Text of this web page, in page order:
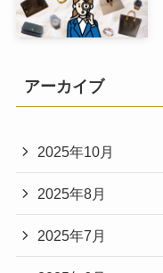
アーカイブ
2025年10月
2025年8月
2025年7月